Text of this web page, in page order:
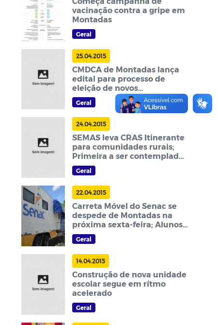
vacinação contra a gripe em
Montadas
Geral
25.04.2015
CMDCA de Montadas lança
edital para processo de
eleição de novos
conselheiros tutelares
Geral
24.04.2015
SEMAS leva CRAS Itinerante
para comunidades rurais;
Primeira a ser contemplada
foi Manguape
Geral
22.04.2015
Carreta Móvel do Senac se
despede de Montadas na
próxima sexta-feira; Alunos
comemoram aprendizado
Geral
14.04.2015
Construção de nova unidade
escolar segue em rítmo
acelerado
Geral